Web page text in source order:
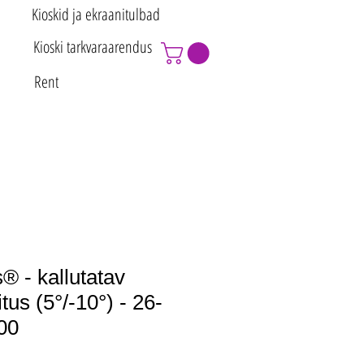
Kioskid ja ekraanitulbad
Kioski tarkvaraarendus
Rent
- kallutatav
(5°/-10°) - 26-